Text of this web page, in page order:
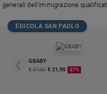
Contatti
Pubblicità
Registrati
generali dell'immigrazione
EDICOLA SAN PAOLO
❮
GBABY
€ 34,80 € 21,90 37%